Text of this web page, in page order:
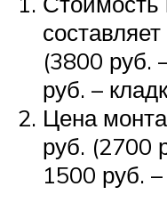
(3800 руб.
руб. –
Цена
руб. (2700
1500 руб.